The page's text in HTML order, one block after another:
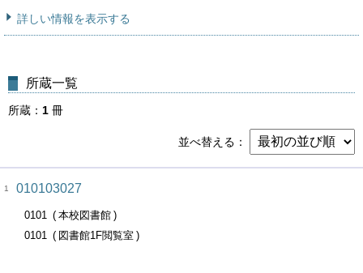
詳しい情報を表示する
所蔵一覧
所蔵 1 冊
並べ替える
1 010103027
0101
本校図書館
0101
図書館1F閲覧室